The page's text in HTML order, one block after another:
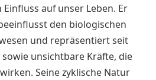
auf unser Leben. Er
den biologischen
und repräsentiert seit
unsichtbare Kräfte, die
Seine zyklische Natur